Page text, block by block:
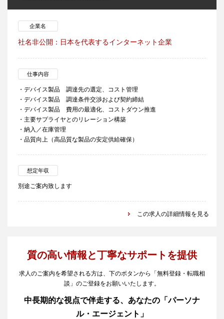
企業名
社名非公開：日本を代表するインターネット企業
仕事内容
・デバイス製品 調達先の選定、コスト管理
・デバイス製品 調達条件交渉および契約締結
・デバイス製品 費用の最適化、コストダウン推進
・主要サプライヤとのリレーション構築
・納入／在庫管理
・品質向上（高品質な製品の安定供給確保）
想定年収
別途ご案内致します
この求人の詳細情報を見る
質の高い情報と丁寧なサポートを提供
求人のご案内を希望される方は、下のボタンから「無料登録・転職相
談」のご登録をお願いいたします。
中長期的な視点で伴走する、あなたの「パーソナ
ル・エージェント」